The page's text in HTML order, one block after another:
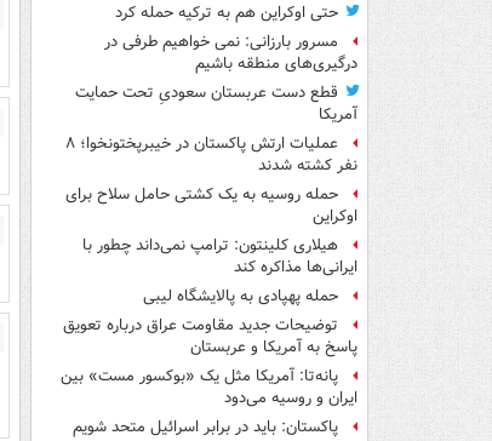
حتی اوکراین هم به ترکیه حمله کرد
مسرور بارزانی: نمی خواهیم طرفی در
درگیری‌های منطقه باشیم
قطع دست عربستان سعودیِ تحت حمایت
آمریکا
عملیات ارتش پاکستان در خیبرپختونخوا؛ ۸
نفر کشته شدند
حمله روسیه به یک کشتی حامل سلاح برای
اوکراین
هیلاری کلینتون: ترامپ نمی‌داند چطور با
ایرانی‌ها مذاکره کند
حمله پهپادی به پالایشگاه لیبی
توضیحات جدید مقاومت عراق درباره تعویق
پاسخ به آمریکا و عربستان
پانه‌تا: آمریکا مثل یک «بوکسور مست» بین
ایران و روسیه می‌دود
پاکستان: باید در برابر اسرائیل متحد شویم